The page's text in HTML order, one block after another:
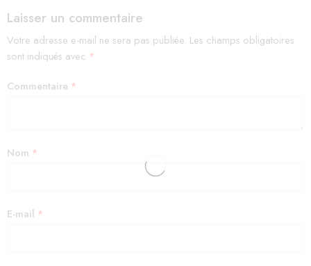
Laisser un commentaire
Votre adresse e-mail ne sera pas publiée. Les champs obligatoires
sont indiqués avec *
Commentaire *
Nom *
E-mail *